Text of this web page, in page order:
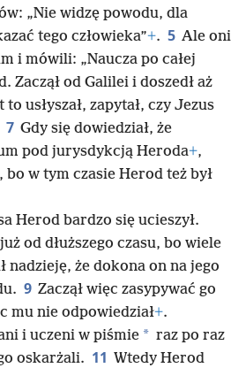
„Nie widzę powodu, dla
tego człowieka”+. 5 Ale oni
i mówili: „Naucza po całej
Zaczął od Galilei i doszedł aż
to usłyszał, zapytał, czy Jezus
7 Gdy się dowiedział, że
pod jurysdykcją Heroda+,
bo w tym czasie Herod też był
Herod bardzo się ucieszył.
od dłuższego czasu, bo wiele
nadzieję, że dokona on na jego
9 Zaczął więc zasypywać go
mu nie odpowiedział+.
i uczeni w piśmie * raz po raz
oskarżali. 11 Wtedy Herod